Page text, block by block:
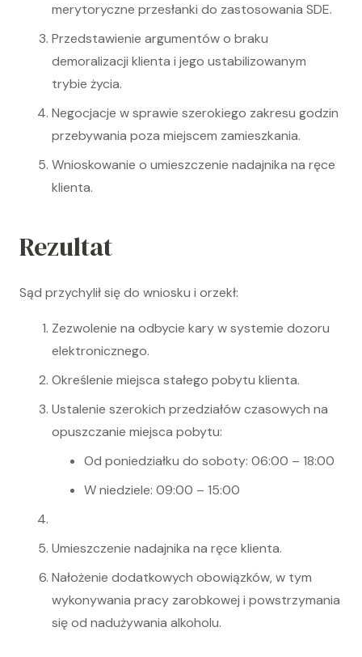
merytoryczne przesłanki do zastosowania SDE.
Przedstawienie argumentów o braku
demoralizacji klienta i jego ustabilizowanym
trybie życia.
Negocjacje w sprawie szerokiego zakresu godzin
przebywania poza miejscem zamieszkania.
Wnioskowanie o umieszczenie nadajnika na ręce
klienta.
Rezultat
Sąd przychylił się do wniosku i orzekł:
Zezwolenie na odbycie kary w systemie dozoru
elektronicznego.
Określenie miejsca stałego pobytu klienta.
Ustalenie szerokich przedziałów czasowych na
opuszczanie miejsca pobytu:
Od poniedziałku do soboty: 06:00 – 18:00
W niedziele: 09:00 – 15:00
Umieszczenie nadajnika na ręce klienta.
Nałożenie dodatkowych obowiązków, w tym
wykonywania pracy zarobkowej i powstrzymania
się od nadużywania alkoholu.